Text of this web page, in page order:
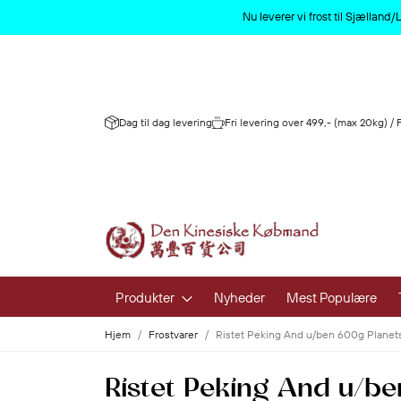
Nu leverer vi frost til Sjælland/
Dag til dag levering Fri levering over 499,- (max 20kg)
Produkter
Frisk Frugt
Nyheder Mest Populære
Hjem Frostvarer Ristet Peking And u/ben 600g
Ristet Peking And u/